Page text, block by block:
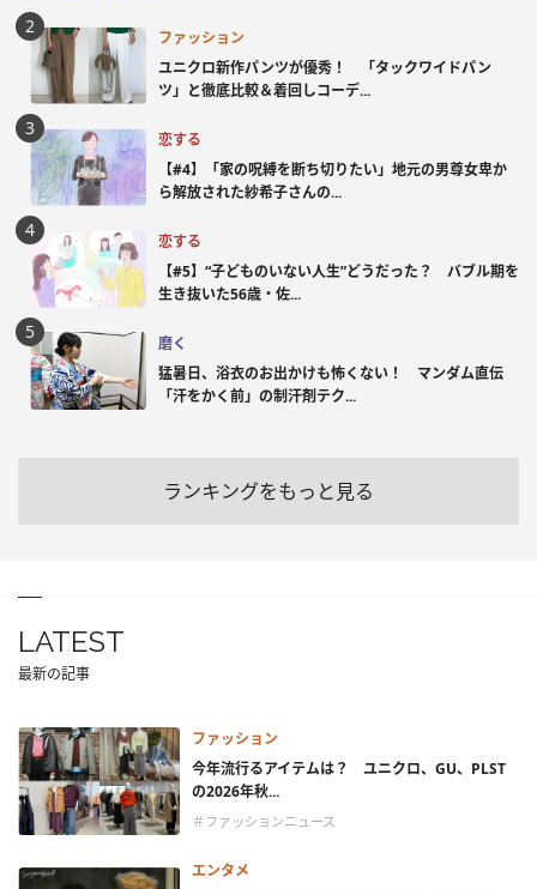
ファッション
ユニクロ新作パンツが優秀！ 「タックワイドパン
ツ」と徹底比較＆着回しコーデ...
恋する
【#4】「家の呪縛を断ち切りたい」地元の男尊女卑か
ら解放された紗希子さんの...
恋する
【#5】“子どものいない人生”どうだった？ バブル期を
生き抜いた56歳・佐...
磨く
猛暑日、浴衣のお出かけも怖くない！ マンダム直伝
「汗をかく前」の制汗剤テク...
ランキングをもっと見る
LATEST
最新の記事
ファッション
今年流行るアイテムは？ ユニクロ、GU、PLST
の2026年秋...
＃ファッションニュース
エンタメ